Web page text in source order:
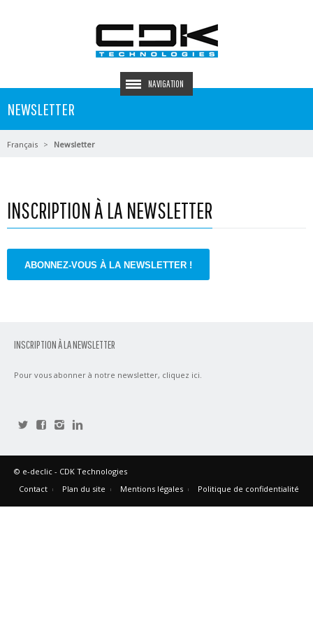
NAVIGATION
NEWSLETTER
Français Newsletter
INSCRIPTION À LA NEWSLETTER
ABONNEZ-VOUS À LA NEWSLETTER !
INSCRIPTION À LA NEWSLETTER
Pour vous abonner à notre newsletter, cliquez ici.
© e-declic - CDK Technologies
Contact
Plan du site Mentions légales Politique de confidentialité